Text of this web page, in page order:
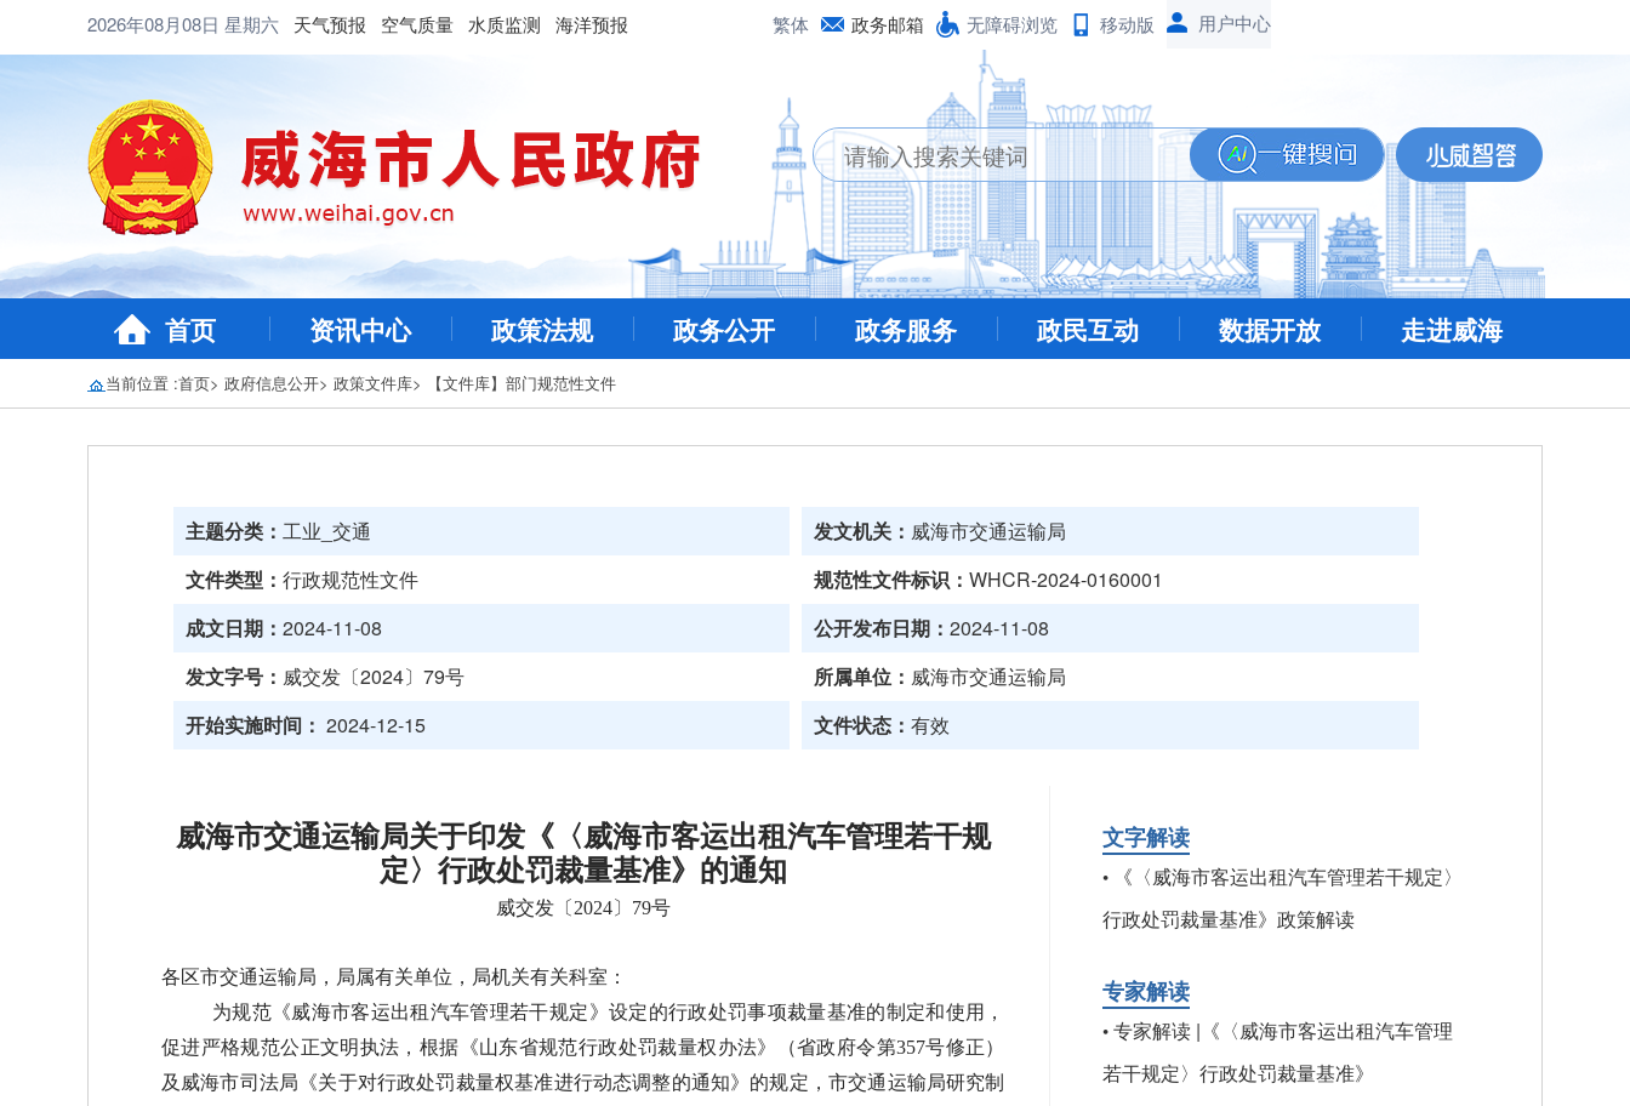
2026年08月08日 星期六 天气预报 空气质量 水质监测 海洋预报 繁体 政务邮箱 无障碍浏览 移动版
首页 资讯中心 政策法规 政务公开 政务服务 政民互动 数据开放 走进威海
当前位置 :首页> 政府信息公开> 政策文件库> 【文件库】部门规范性文件
主题分类： 工业_交通 发文机关： 威海市交通运输局
文件类型： 行政规范性文件 规范性文件标识：WHCR-2024-0160001
成文日期： 2024-11-08 公开发布日期：2024-11-08
发文字号： 威交发〔2024〕79号 所属单位： 威海市交通运输局
开始实施时间： 2024-12-15 文件状态：有效
威海市交通运输局关于印发《〈威海市客运出租汽车管理若干规
定〉行政处罚裁量基准》的通知
威交发〔2024〕79号
各区市交通运输局，局属有关单位，局机关有关科室：
为规范《威海市客运出租汽车管理若干规定》设定的行政处罚事项裁量基准的制定和使用，
促进严格规范公正文明执法，根据《山东省规范行政处罚裁量权办法》（省政府令第357号修正）
及威海市司法局《关于对行政处罚裁量权基准进行动态调整的通知》的规定，市交通运输局研究制
文字解读
•
《〈威海市客运出租汽车管理若干规定〉
行政处罚裁量基准》政策解读
专家解读
•专家解读 |《〈威海市客运出租汽车管理
若干规定〉行政处罚裁量基准》